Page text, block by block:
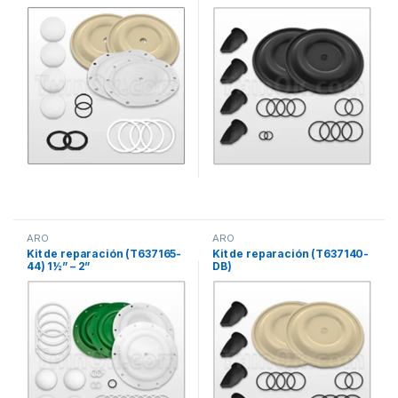
ARO
Kit de reparación (T637165-
44) 1½” – 2”
ARO
Kit de reparación (T637140-
DB)